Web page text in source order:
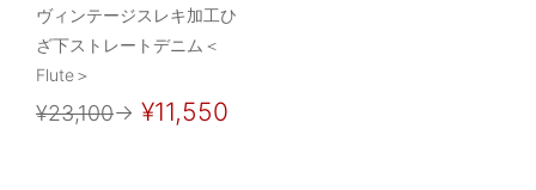
ヴィンテージスレキ加工ひ
ざ下ストレートデニム＜
Flute＞
¥23,100→ ¥11,550